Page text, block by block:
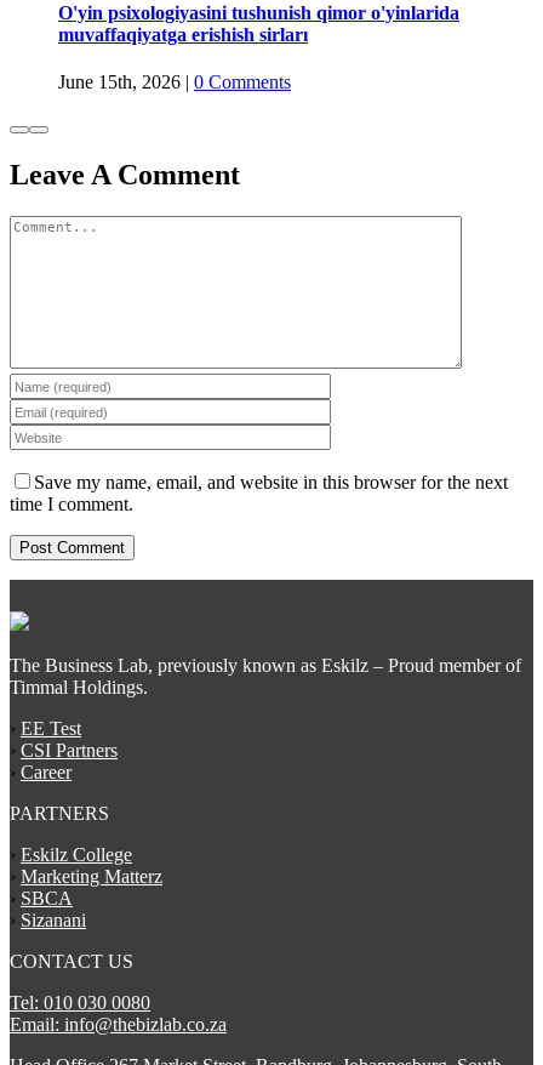
O'yin psixologiyasini tushunish qimor o'yinlarida
muvaffaqiyatga erishish sirları
June 15th, 2026 | 0 Comments
Leave A Comment
Comment
Save my name, email, and website in this browser for the next
time I comment.
The Business Lab, previously known as Eskilz – Proud member of
Timmal Holdings.
› EE Test
› CSI Partners
› Career
PARTNERS
› Eskilz College
› Marketing Matterz
› SBCA
› Sizanani
CONTACT US
Tel: 010 030 0080
Email: info@thebizlab.co.za